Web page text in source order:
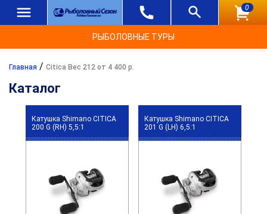
0
РЫБОЛОВНЫЕ ТУРЫ
Главная / Citica Вес 212 от 4 400 р.
Каталог
Катушка Shimano CITICA
200 G (RH) 5,5:1
Катушка Shimano CITICA
201 G (LH) 6,5:1